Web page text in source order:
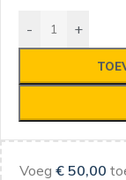
- +
Voeg € 50,00